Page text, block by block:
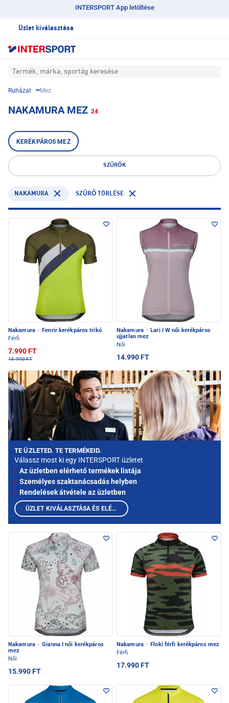
INTERSPORT App letöltése
Üzlet kiválasztása
Termék, márka, sportág keresése
Ruházat Mez
NAKAMURA MEZ 24
KERÉKPÁROS MEZ
SZŰRŐK
NAKAMURA SZŰRŐ TÖRLÉSE
Nakamura · Fenrir kerékpáros trikó
Férfi
7.990 FT
16.990 FT
Nakamura · Lari I W női kerékpáros
ujjatlan mez
Női
14.990 FT
Nakamura · Gianna I női kerékpáros
mez
Női
15.990 FT
Nakamura · Floki férfi kerékpáros mez
Férfi
17.990 FT
TE ÜZLETED. TE TERMÉKEID.
Válassz most ki egy INTERSPORT üzletet
Az üzletben elérhető termékek listája
Személyes szaktanácsadás helyben
Rendelések átvétele az üzletben
ÜZLET KIVÁLASZTÁSA ÉS ELÉRHETŐ TERMÉKEK MEGTEKINTÉSE